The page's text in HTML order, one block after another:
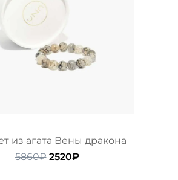
из агата Вены дракона
5860₽ Первоначальная
2520₽Текущая